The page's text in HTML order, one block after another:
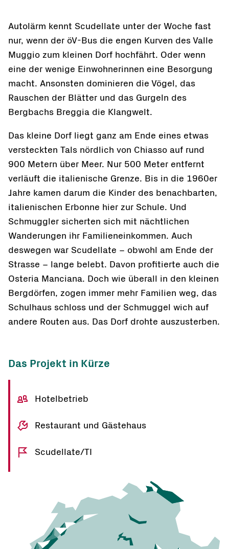
Autolärm kennt Scudellate unter der Woche fast
nur, wenn der öV-Bus die engen Kurven des Valle
Muggio zum kleinen Dorf hochfährt. Oder wenn
eine der wenige Einwohnerinnen eine Besorgung
macht. Ansonsten dominieren die Vögel, das
Rauschen der Blätter und das Gurgeln des
Bergbachs Breggia die Klangwelt.
Das kleine Dorf liegt ganz am Ende eines etwas
versteckten Tals nördlich von Chiasso auf rund
900 Metern über Meer. Nur 500 Meter entfernt
verläuft die italienische Grenze. Bis in die 1960er
Jahre kamen darum die Kinder des benachbarten,
italienischen Erbonne hier zur Schule. Und
Schmuggler sicherten sich mit nächtlichen
Wanderungen ihr Familieneinkommen. Auch
deswegen war Scudellate – obwohl am Ende der
Strasse – lange belebt. Davon profitierte auch die
Osteria Manciana. Doch wie überall in den kleinen
Bergdörfen, zogen immer mehr Familien weg, das
Schulhaus schloss und der Schmuggel wich auf
andere Routen aus. Das Dorf drohte auszusterben.
Das Projekt in Kürze
Hotelbetrieb
Restaurant und Gästehaus
Scudellate/TI